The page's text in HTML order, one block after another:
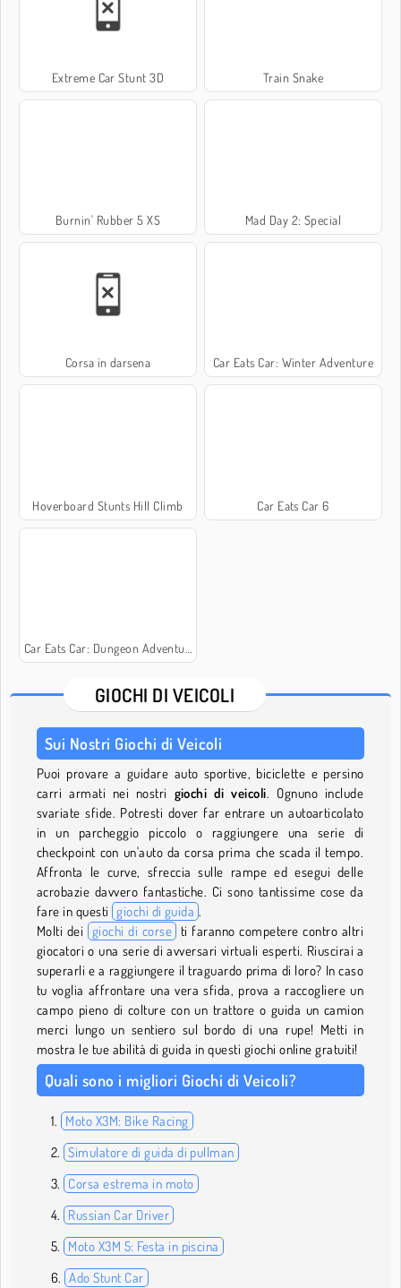
Extreme Car Stunt 3D Train Snake
Burnin' Rubber 5 XS Mad Day 2: Special
Corsa in darsena Car Eats Car: Winter Adventure
Hoverboard Stunts Hill Climb Car Eats Car 6
Car Eats Car: Dungeon Adventure
GIOCHI DI VEICOLI
Sui Nostri Giochi di Veicoli
Puoi provare a guidare auto sportive, biciclette e persino
carri armati nei nostri giochi di veicoli. Ognuno include
svariate sfide. Potresti dover far entrare un autoarticolato
in un parcheggio piccolo o raggiungere una serie di
checkpoint con un'auto da corsa prima che scada il tempo.
Affronta le curve, sfreccia sulle rampe ed esegui delle
acrobazie davvero fantastiche. Ci sono tantissime cose da
fare in questi giochi di guida .
Molti dei giochi di corse ti faranno competere contro altri
giocatori o una serie di avversari virtuali esperti. Riuscirai a
superarli e a raggiungere il traguardo prima di loro? In caso
tu voglia affrontare una vera sfida, prova a raccogliere un
campo pieno di colture con un trattore o guida un camion
merci lungo un sentiero sul bordo di una rupe! Metti in
mostra le tue abilità di guida in questi giochi online gratuiti!
Quali sono i migliori Giochi di Veicoli?
Moto X3M: Bike Racing
Simulatore di guida di pullman
Corsa estrema in moto
Russian Car Driver
Moto X3M 5: Festa in piscina
Ado Stunt Car